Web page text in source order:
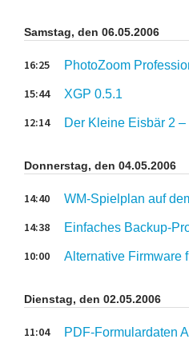
Samstag, den 06.05.2006
PhotoZoom
16:25
XGP 0.5.1
15:44
Der Kleine Eisbär 2
12:14
Donnerstag, den 04.05.2006
WM-Spielplan auf
14:40
Einfaches Backup-
14:38
Alternative Firmware
10:00
Dienstag, den 02.05.2006
PDF-Formulardaten
11:04